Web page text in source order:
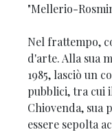
"Mellerio-
Nel frattempo,
d'arte. Alla sua
1985, lasciò un
pubblici, tra cui
Chiovenda, sua
essere sepolta